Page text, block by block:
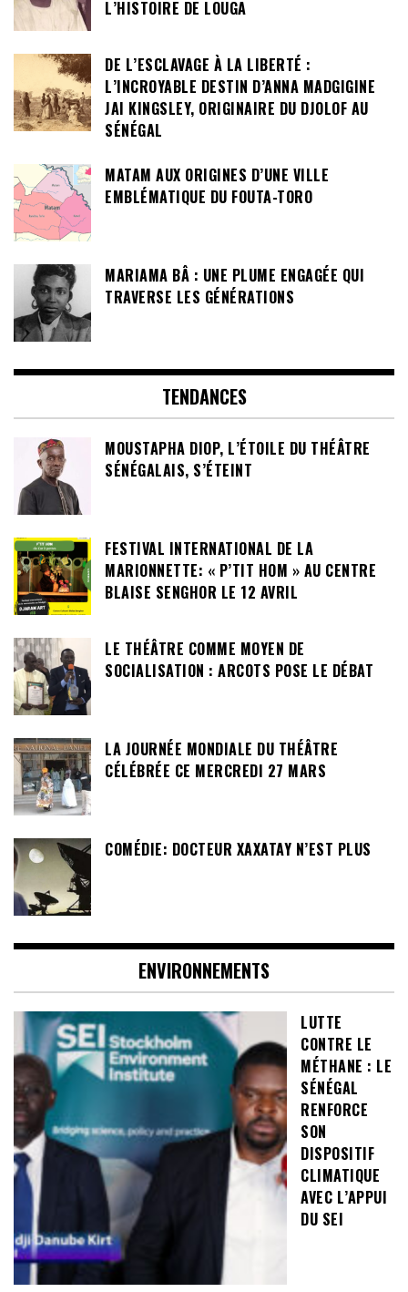
L’HISTOIRE DE LOUGA
DE L’ESCLAVAGE À LA LIBERTÉ :
L’INCROYABLE DESTIN D’ANNA MADGIGINE
JAI KINGSLEY, ORIGINAIRE DU DJOLOF AU
SÉNÉGAL
MATAM AUX ORIGINES D’UNE VILLE
EMBLÉMATIQUE DU FOUTA-TORO
MARIAMA BÂ : UNE PLUME ENGAGÉE QUI
TRAVERSE LES GÉNÉRATIONS
TENDANCES
MOUSTAPHA DIOP, L’ÉTOILE DU THÉÂTRE
SÉNÉGALAIS, S’ÉTEINT
FESTIVAL INTERNATIONAL DE LA
MARIONNETTE: « P’TIT HOM » AU CENTRE
BLAISE SENGHOR LE 12 AVRIL
LE THÉÂTRE COMME MOYEN DE
SOCIALISATION : ARCOTS POSE LE DÉBAT
LA JOURNÉE MONDIALE DU THÉÂTRE
CÉLÉBRÉE CE MERCREDI 27 MARS
COMÉDIE: DOCTEUR XAXATAY N’EST PLUS
ENVIRONNEMENTS
LUTTE
CONTRE LE
MÉTHANE : LE
SÉNÉGAL
RENFORCE
SON
DISPOSITIF
CLIMATIQUE
AVEC L’APPUI
DU SEI